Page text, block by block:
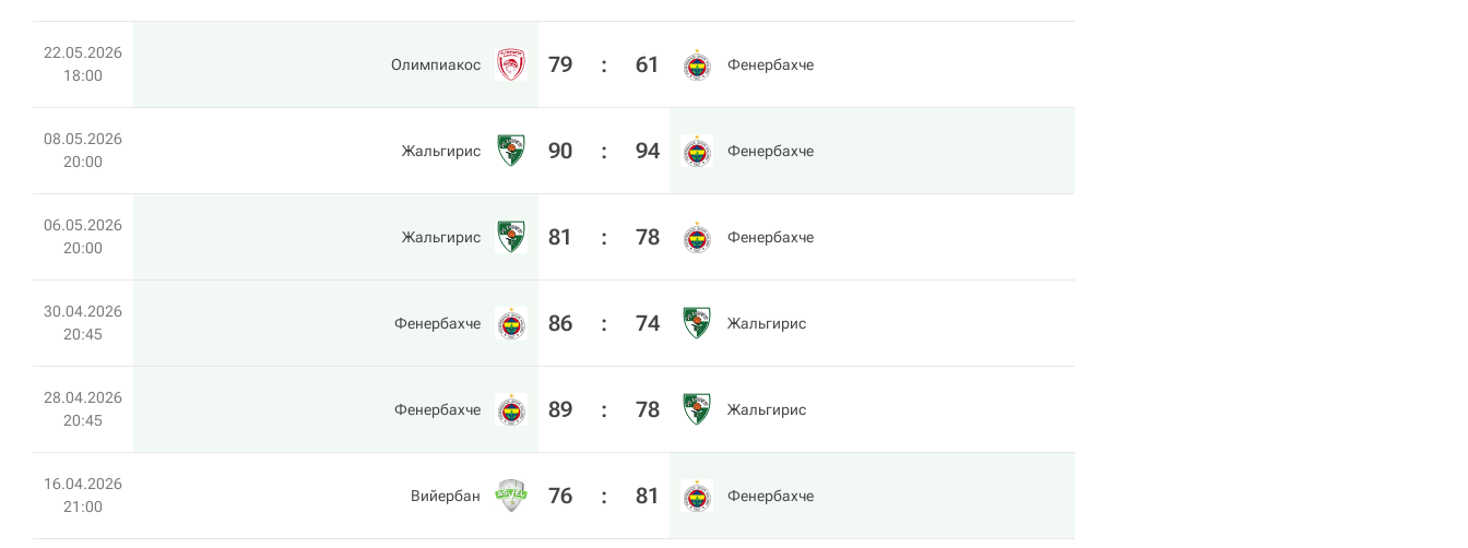
22.05.2026
18:00
Олимпиакос 79 : 61 Фенербахче
08.05.2026
20:00
Жальгирис 90 : 94 Фенербахче
06.05.2026
20:00
Жальгирис 81 : 78 Фенербахче
30.04.2026
20:45
Фенербахче 86 : 74 Жальгирис
28.04.2026
20:45
Фенербахче 89 : 78 Жальгирис
16.04.2026
21:00
Вийербан 76 : 81 Фенербахче